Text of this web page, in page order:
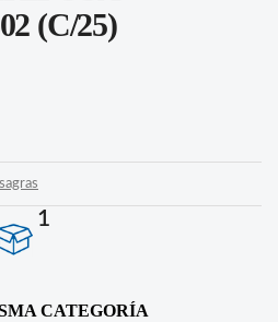
(C/25)
1
CATEGORÍA